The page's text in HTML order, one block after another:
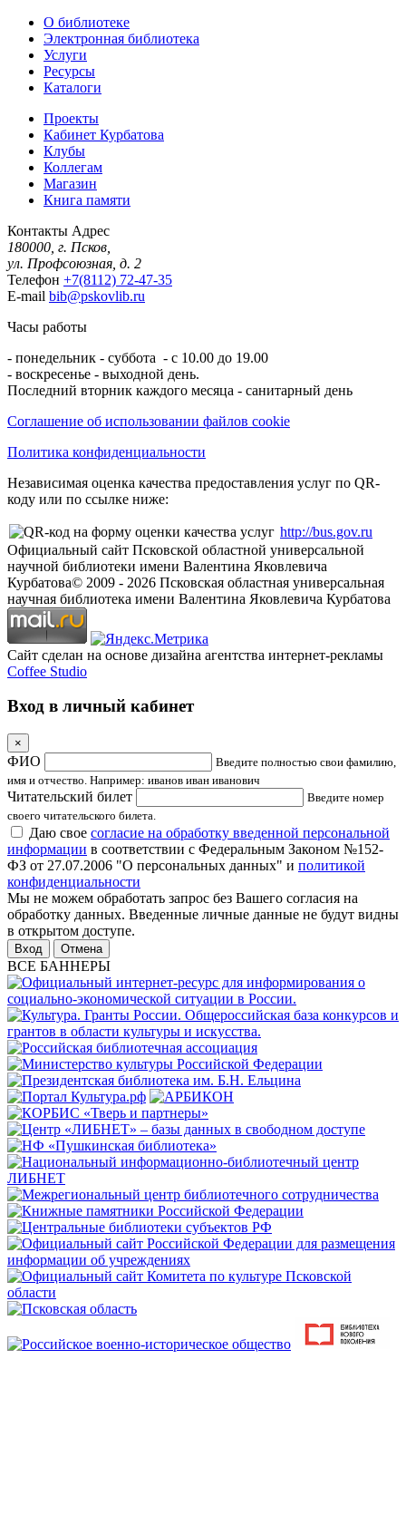
О библиотеке
Электронная библиотека
Услуги
Ресурсы
Каталоги
Проекты
Кабинет Курбатова
Клубы
Коллегам
Магазин
Книга памяти
Контакты Адрес
180000, г. Псков,
ул. Профсоюзная, д. 2
Телефон +7(8112) 72-47-35
E-mail bib@pskovlib.ru
Часы работы
- понедельник - суббота - с 10.00 до 19.00
- воскресенье - выходной день.
Последний вторник каждого месяца - санитарный день
Соглашение об использовании файлов cookie
Политика конфиденциальности
Независимая оценка качества предоставления услуг по QR-
коду или по ссылке ниже:
http://bus.gov.ru
Официальный сайт Псковской областной универсальной
научной библиотеки имени Валентина Яковлевича
Курбатова© 2009 - 2026 Псковская областная универсальная
научная библиотека имени Валентина Яковлевича Курбатова
Сайт сделан на основе дизайна агентства интернет-рекламы
Coffee Studio
Вход в личный кабинет
×
ФИО
Введите полностью свои фамилию,
имя и отчество. Например: иванов иван иванович
Читательский билет
Введите номер
своего читательского билета.
Даю свое согласие на обработку введенной персональной
информации в соответствии с Федеральным Законом №152-
ФЗ от 27.07.2006 "О персональных данных" и политикой
конфиденциальности
Мы не можем обработать запрос без Вашего согласия на
обработку данных. Введенные личные данные не будут видны
в открытом доступе.
Отмена
ВСЕ БАННЕРЫ